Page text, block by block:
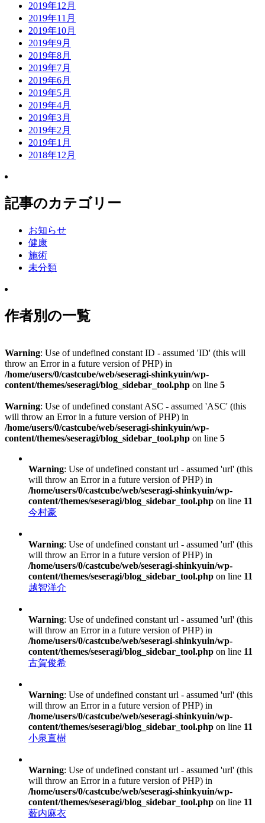
2019年12月
2019年11月
2019年10月
2019年9月
2019年8月
2019年7月
2019年6月
2019年5月
2019年4月
2019年3月
2019年2月
2019年1月
2018年12月
記事のカテゴリー
お知らせ
健康
施術
未分類
作者別の一覧
Warning: Use of undefined constant ID - assumed 'ID' (this will
throw an Error in a future version of PHP) in
/home/users/0/castcube/web/seseragi-shinkyuin/wp-
content/themes/seseragi/blog_sidebar_tool.php on line 5
Warning: Use of undefined constant ASC - assumed 'ASC' (this
will throw an Error in a future version of PHP) in
/home/users/0/castcube/web/seseragi-shinkyuin/wp-
content/themes/seseragi/blog_sidebar_tool.php on line 5
Warning: Use of undefined constant url - assumed 'url' (this
will throw an Error in a future version of PHP) in
/home/users/0/castcube/web/seseragi-shinkyuin/wp-
content/themes/seseragi/blog_sidebar_tool.php on line 11
今村豪
Warning: Use of undefined constant url - assumed 'url' (this
will throw an Error in a future version of PHP) in
/home/users/0/castcube/web/seseragi-shinkyuin/wp-
content/themes/seseragi/blog_sidebar_tool.php on line 11
越智洋介
Warning: Use of undefined constant url - assumed 'url' (this
will throw an Error in a future version of PHP) in
/home/users/0/castcube/web/seseragi-shinkyuin/wp-
content/themes/seseragi/blog_sidebar_tool.php on line 11
古賀俊希
Warning: Use of undefined constant url - assumed 'url' (this
will throw an Error in a future version of PHP) in
/home/users/0/castcube/web/seseragi-shinkyuin/wp-
content/themes/seseragi/blog_sidebar_tool.php on line 11
小泉直樹
Warning: Use of undefined constant url - assumed 'url' (this
will throw an Error in a future version of PHP) in
/home/users/0/castcube/web/seseragi-shinkyuin/wp-
content/themes/seseragi/blog_sidebar_tool.php on line 11
薮内麻衣